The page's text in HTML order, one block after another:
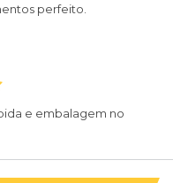
perfeito.
e embalagem no